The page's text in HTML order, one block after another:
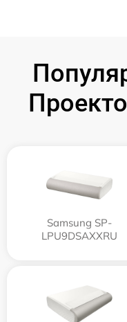
Samsung SP-
LPU9DSAXXRU